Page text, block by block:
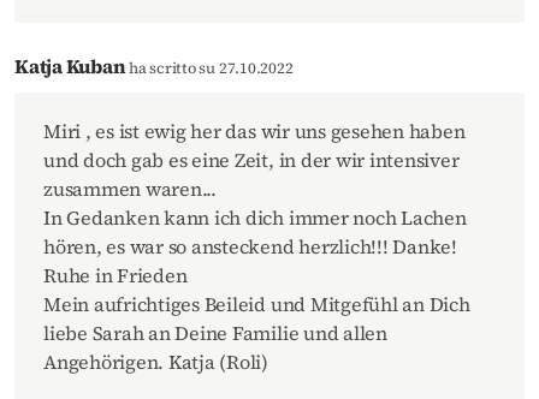
Katja Kubanha scritto su 27.10.2022
Miri , es ist ewig her das wir uns gesehen haben
und doch gab es eine Zeit, in der wir intensiver
zusammen waren...
In Gedanken kann ich dich immer noch Lachen
hören, es war so ansteckend herzlich!!! Danke!
Ruhe in Frieden ️
Mein aufrichtiges Beileid und Mitgefühl an Dich
liebe Sarah an Deine Familie und allen
Angehörigen. Katja (Roli)